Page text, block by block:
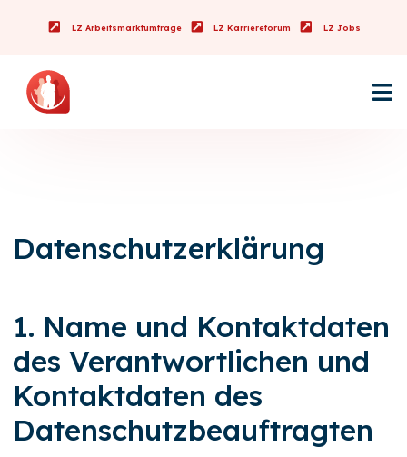
LZ Arbeitsmarktumfrage LZ Karriereforum LZ Jobs
Datenschutzerklärung
1. Name und Kontaktdaten
des Verantwortlichen und
Kontaktdaten des
Datenschutzbeauftragten